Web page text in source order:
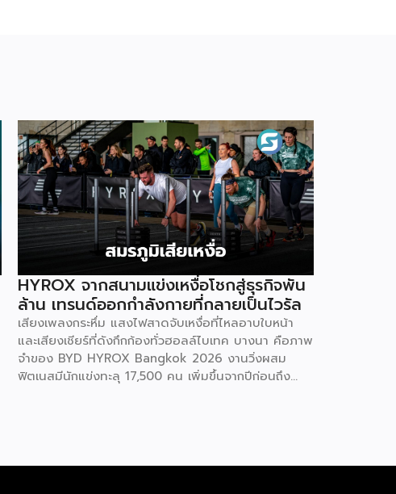
HYROX จากสนามแข่งเหงื่อโชกสู่ธุรกิจพัน
ล้าน เทรนด์ออกกำลังกายที่กลายเป็นไวรัล
เสียงเพลงกระหึ่ม แสงไฟสาดจับเหงื่อที่ไหลอาบใบหน้า
และเสียงเชียร์ที่ดังกึกก้องทั่วฮอลล์ไบเทค บางนา คือภาพ
จำของ BYD HYROX Bangkok 2026 งานวิ่งผสม
ฟิตเนสมีนักแข่งทะลุ 17,500 คน เพิ่มขึ้นจากปีก่อนถึง
ไม่ใช่แค่มาเปิดงาน นี่ไม่ใช่แค่กระแสฟิตเนสธรรมดา แต่